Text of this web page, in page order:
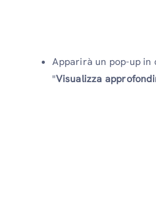
Apparirà un pop-up in
"Visualizza